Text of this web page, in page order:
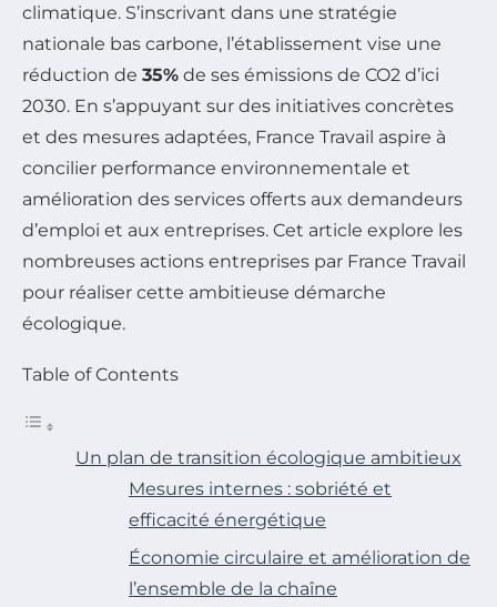
climatique. S’inscrivant dans une stratégie
nationale bas carbone, l’établissement vise une
réduction de 35% de ses émissions de CO2 d’ici
2030. En s’appuyant sur des initiatives concrètes
et des mesures adaptées, France Travail aspire à
concilier performance environnementale et
amélioration des services offerts aux demandeurs
d’emploi et aux entreprises. Cet article explore les
nombreuses actions entreprises par France Travail
pour réaliser cette ambitieuse démarche
écologique.
Table of Contents
Un plan de transition écologique ambitieux
Mesures internes : sobriété et
efficacité énergétique
Économie circulaire et amélioration de
l’ensemble de la chaîne